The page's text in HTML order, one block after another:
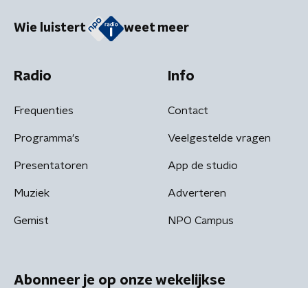
Wie luistert weet meer
Radio
Frequenties
Programma's
Presentatoren
Muziek
Gemist
Info
Contact
Veelgestelde vragen
App de studio
Adverteren
NPO Campus
Abonneer je op onze wekelijkse